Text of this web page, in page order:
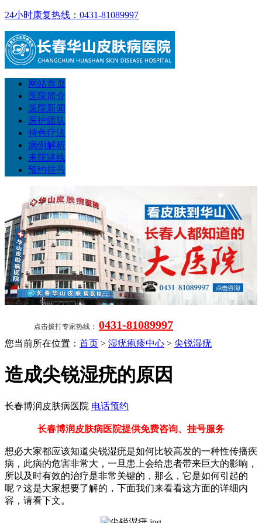
24小时康复热线：0431-81089997
网站首页
医院简介
医院新闻
医护团队
特色疗法
病例解析
来院路线
预约挂号
点击拨打专家热线： 0431-81089997
您当前所在位置： 首页 > 湿疣疱疹中心 > 尖锐湿疣
造成尖锐湿疣的原因
长春博润皮肤病医院 电话预约
长春博润皮肤病医院提供免费咨询、挂号服务
想必大家都应该知道尖锐湿疣是如何比较高发的一种性传播疾
病，此病的危害非常大，一旦患上会给患者带来巨大的影响，
所以及时有效的治疗是非常关键的，那么，它是如何引起的
呢？这是大家想要了解的，下面我们来看看这方面的详细内
容，请看下文。